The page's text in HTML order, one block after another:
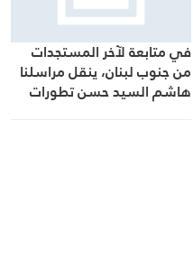
في متابعة لآخر المستجدات
من جنوب لبنان، ينقل مراسلنا
هاشم السيد حسن تطورات